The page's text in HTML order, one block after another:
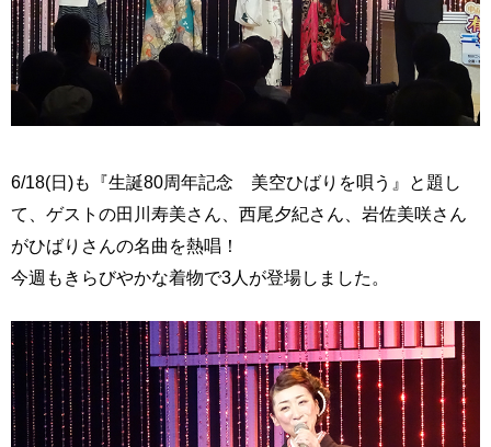
6/18(日)も『生誕80周年記念 美空ひばりを唄う』と題し
て、ゲストの田川寿美さん、西尾夕紀さん、岩佐美咲さん
がひばりさんの名曲を熱唱！
今週もきらびやかな着物で3人が登場しました。